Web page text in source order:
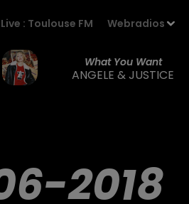
Live : Toulouse FM Webradios
What You Want
ANGELE & JUSTICE
2018